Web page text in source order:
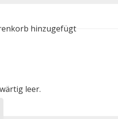
hinzugefügt
leer.